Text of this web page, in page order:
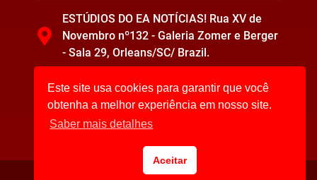
ESTÚDIOS DO EA NOTÍCIAS! Rua XV de
Novembro nº132 - Galeria Zomer e Berger
- Sala 29, Orleans/SC/ Brazil.
EA Notícias ©2023. Todos os direitos reservados.
Este site usa cookies para garantir que você
obtenha a melhor experiência em nosso site.
Saber mais detalhes
Aceitar